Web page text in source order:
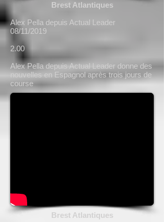
Brest Atlantiques
Alex Pella depuis Actual Leader
08/11/2019
2.00
Alex Pella depuis Actual Leader donne des
nouvelles en Espagnol après trois jours de
course
Brest Atlantiques